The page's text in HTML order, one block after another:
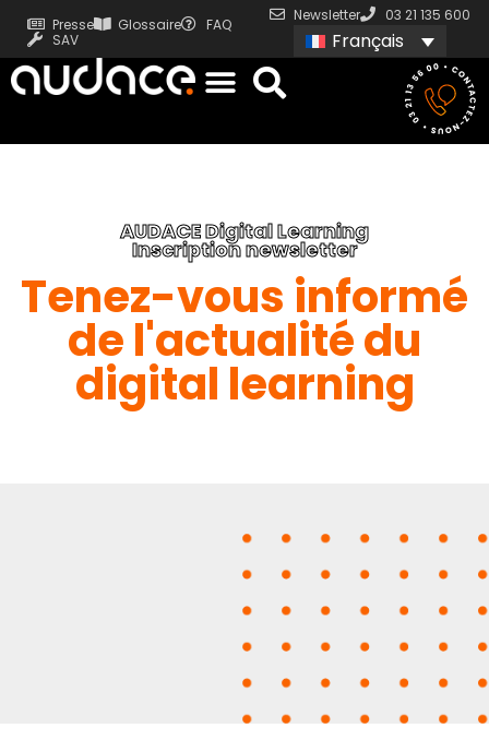
Presse Glossaire
FAQ
SAV
Newsletter 03 21 135 600
Français
AUDACE Digital Learning
Inscription newsletter
Tenez-vous informé
de l'actualité du
digital learning